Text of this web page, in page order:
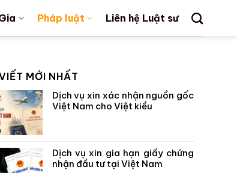
Pháp luật Liên hệ Luật sư
MỚI NHẤT
Dịch vụ xin xác nhận nguồn gốc
Việt Nam cho Việt kiều
Dịch vụ xin gia hạn giấy chứng
nhận đầu tư tại Việt Nam